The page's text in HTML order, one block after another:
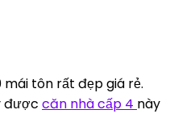
mái tôn rất đẹp giá rẻ.
được căn nhà cấp 4 này